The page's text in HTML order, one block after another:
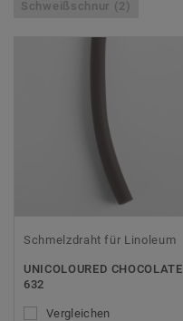
Schweißschnur (2)
Schmelzdraht für Linoleum
UNICOLOURED CHOCOLATE
632
Vergleichen